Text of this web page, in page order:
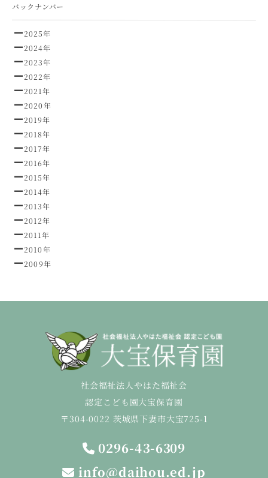
バックナンバー
2025年
2024年
2023年
2022年
2021年
2020年
2019年
2018年
2017年
2016年
2015年
2014年
2013年
2012年
2011年
2010年
2009年
社会福祉法人やはた福祉会
認定こども園大宝保育園
〒304-0022 茨城県下妻市大宝725-1
0296-43-6309
info@daihou.ed.jp